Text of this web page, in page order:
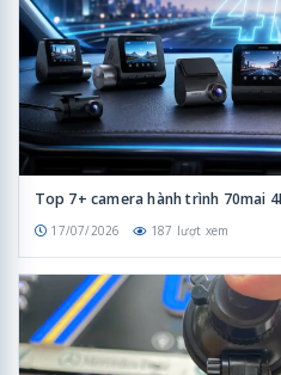
Top 7+ camera hành trình 70mai
17/07/2026 187 lượt xem